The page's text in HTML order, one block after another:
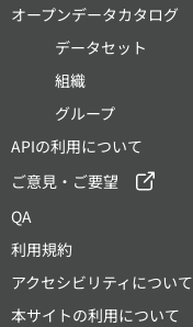
オープンデータカタログ
データセット
組織
グループ
APIの利用について
ご意見・ご要望
QA
利用規約
アクセシビリティについて
本サイトの利用について